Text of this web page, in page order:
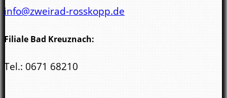
info@zweirad-rosskopp.de
Filiale Bad Kreuznach:
Tel.: 0671 68210